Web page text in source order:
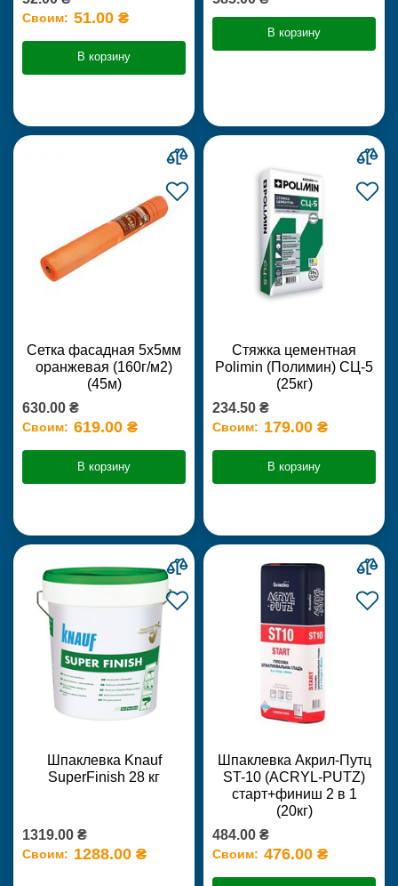
Своим: 51.00 ₴
В корзину
В корзину
Сетка фасадная 5х5мм
оранжевая (160г/м2)
(45м)
630.00 ₴
Своим: 619.00 ₴
В корзину
Стяжка цементная
Polimin (Полимин) СЦ-5
(25кг)
234.50 ₴
Своим: 179.00 ₴
В корзину
Шпаклевка Knauf
SuperFinish 28 кг
1319.00 ₴
Своим: 1288.00 ₴
Шпаклевка Акрил-Путц
ST-10 (ACRYL-PUTZ)
старт+финиш 2 в 1
(20кг)
484.00 ₴
Своим: 476.00 ₴